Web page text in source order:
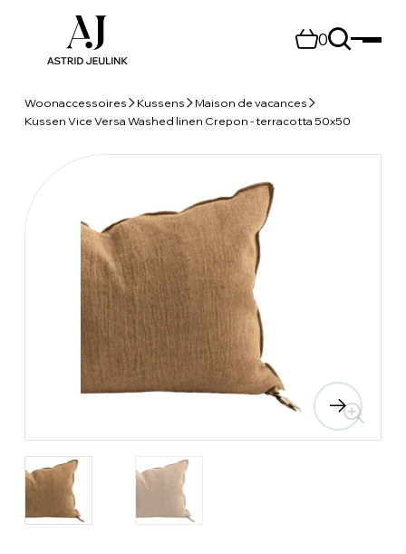
0
Woonaccessoires Kussens
Maison de vacances
Kussen Vice Versa Washed linen Crepon - terracotta 50x50